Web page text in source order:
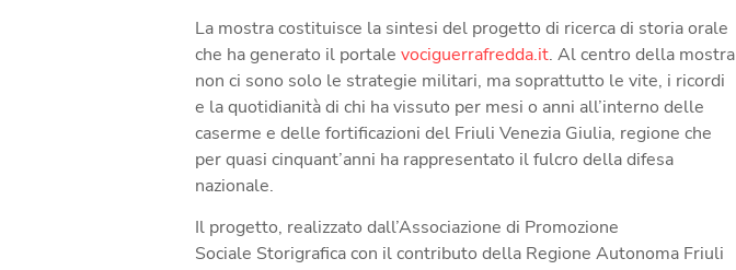
La mostra costituisce la sintesi del progetto di ricerca di storia orale
che ha generato il portale vociguerrafredda.it. Al centro della mostra
non ci sono solo le strategie militari, ma soprattutto le vite, i ricordi
e la quotidianità di chi ha vissuto per mesi o anni all’interno delle
caserme e delle fortificazioni del Friuli Venezia Giulia, regione che
per quasi cinquant’anni ha rappresentato il fulcro della difesa
nazionale.
Il progetto, realizzato dall’Associazione di Promozione
Sociale Storigraficacon il contributo della Regione Autonoma Friuli